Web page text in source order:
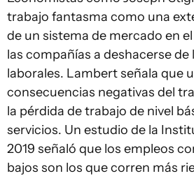
trabajo fantasma como una
de un sistema de mercado en
las compañías a deshacerse de
laborales. Lambert señala que
consecuencias negativas del
la pérdida de trabajo de nivel
servicios. Un estudio de la
2019 señaló que los empleos
bajos son los que corren más